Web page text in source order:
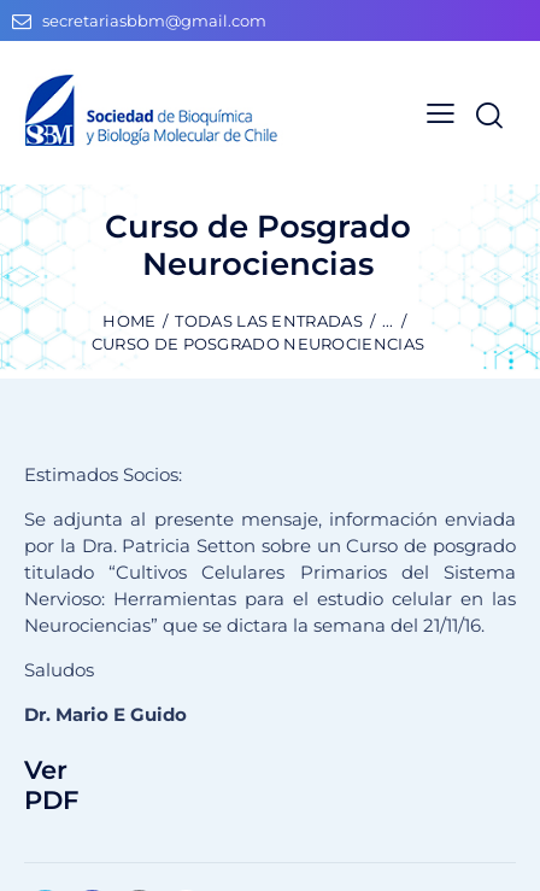
secretariasbbm@gmail.com
Curso de Posgrado
Neurociencias
HOME TODAS LAS ENTRADAS
...
CURSO DE POSGRADO NEUROCIENCIAS
Estimados Socios:
Se adjunta al presente mensaje, información enviada
por la Dra. Patricia Setton sobre un Curso de posgrado
titulado “Cultivos Celulares Primarios del Sistema
Nervioso: Herramientas para el estudio celular en las
Neurociencias” que se dictara la semana del 21/11/16.
Saludos
Dr. Mario E Guido
Ver
PDF